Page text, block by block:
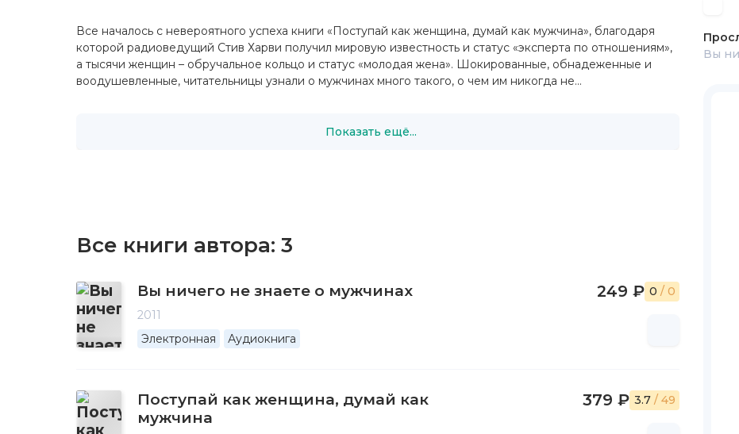
Все началось с невероятного успеха книги «Поступай как женщина, думай как мужчина», благодаря
которой радиоведущий Стив Харви получил мировую известность и статус «эксперта по отношениям»,
а тысячи женщин – обручальное кольцо и статус «молодая жена». Шокированные, обнадеженные и
воодушевленные, читательницы узнали о мужчинах много такого, о чем им никогда не...
Показать ещё...
Все книги автора: 3
Вы ничего не знаете о мужчинах
2011
Электронная
Аудиокнига
249 ₽ 0 / 0
Поступай как женщина, думай как
мужчина
379 ₽ 3.7 / 49
Вы